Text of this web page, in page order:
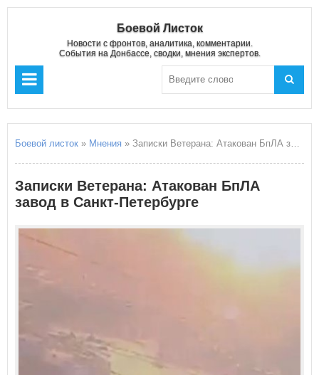
Боевой Листок
Новости с фронтов, аналитика, комментарии.
События на Донбассе, сводки, мнения экспертов.
Боевой листок » Мнения » Записки Ветерана: Атакован БпЛА завод в Санкт-Петербурге
Записки Ветерана: Атакован БпЛА
завод в Санкт-Петербурге